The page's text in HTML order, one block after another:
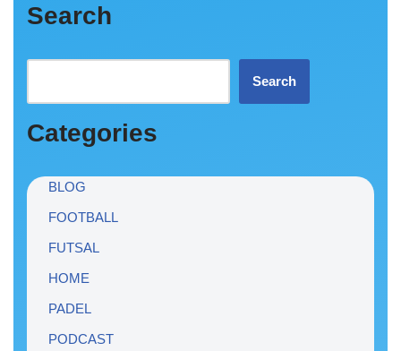
Search
Search
Categories
BLOG
FOOTBALL
FUTSAL
HOME
PADEL
PODCAST